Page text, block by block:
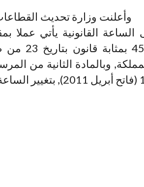
وأعلنت وزارة تحديث
الساعة القانونية يأتي